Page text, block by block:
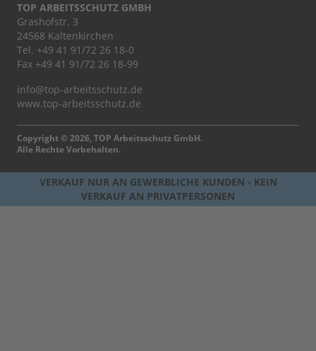
TOP ARBEITSSCHUTZ GMBH
Grashofstr. 3
24568 Kaltenkirchen
Tel. +49 41 91/72 26 18-0
Fax +49 41 91/72 26 18-99
info@top-arbeitsschutz.de
www.top-arbeitsschutz.de
Copyright © 2026, TOP Arbeitsschutz GmbH.
Alle Rechte Vorbehalten.
VERKAUF NUR AN GEWERBLICHE KUNDEN - KEIN
VERKAUF AN PRIVATPERSONEN